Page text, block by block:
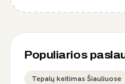
Populiarios
Tepalų keitimas Šiauliuose